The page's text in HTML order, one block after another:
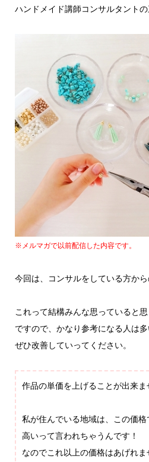
ハンドメイド講師コンサルタントの
※メルマガで以前配信した内容です。
今回は、コンサルをしている方から
これって結構みんな思っていると思
ですので、かなり参考になる人は多
ぜひ改善していってください。
作品の単価を上げることが出来ま
私が住んでいる地域は、この価格
高いって言われちゃうんです！
なのでこれ以上の価格はあげれま